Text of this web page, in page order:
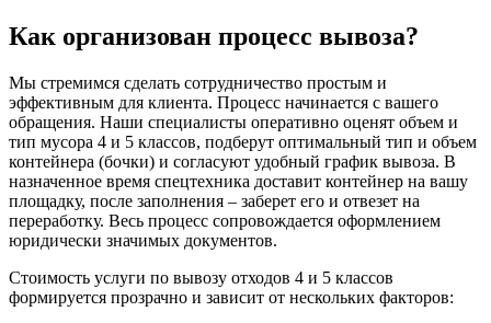
Как организован процесс вывоза?
Мы стремимся сделать сотрудничество простым и
эффективным для клиента. Процесс начинается с вашего
обращения. Наши специалисты оперативно оценят объем и
тип мусора 4 и 5 классов, подберут оптимальный тип и объем
контейнера (бочки) и согласуют удобный график вывоза. В
назначенное время спецтехника доставит контейнер на вашу
площадку, после заполнения – заберет его и отвезет на
переработку. Весь процесс сопровождается оформлением
юридически значимых документов.
Стоимость услуги по вывозу отходов 4 и 5 классов
формируется прозрачно и зависит от нескольких факторов: